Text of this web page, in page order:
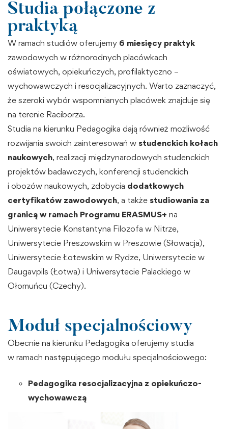
Studia połączone z
praktyką
W ramach studiów oferujemy 6 miesięcy praktyk
zawodowych w różnorodnych placówkach
oświatowych, opiekuńczych, profilaktyczno –
wychowawczych i resocjalizacyjnych. Warto zaznaczyć,
że szeroki wybór wspomnianych placówek znajduje się
na terenie Raciborza.
Studia na kierunku Pedagogika dają również możliwość
rozwijania swoich zainteresowań w studenckich kołach
naukowych, realizacji międzynarodowych studenckich
projektów badawczych, konferencji studenckich
i obozów naukowych, zdobycia dodatkowych
certyfikatów zawodowych, a także studiowania za
granicą w ramach Programu ERASMUS+ na
Uniwersytecie Konstantyna Filozofa w Nitrze,
Uniwersytecie Preszowskim w Preszowie (Słowacja),
Uniwersytecie Łotewskim w Rydze, Uniwersytecie w
Daugavpils (Łotwa) i Uniwersytecie Palackiego w
Ołomuńcu (Czechy).
Moduł specjalnościowy
Obecnie na kierunku Pedagogika oferujemy studia
w ramach następującego modułu specjalnościowego:
Pedagogika resocjalizacyjna z opiekuńczo-
wychowawczą